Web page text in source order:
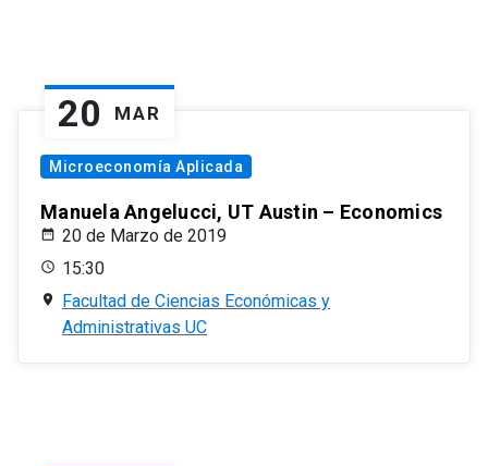
20 MAR
Microeconomía Aplicada
Manuela Angelucci, UT Austin – Economics
20 de Marzo de 2019
15:30
Facultad de Ciencias Económicas y
Administrativas UC